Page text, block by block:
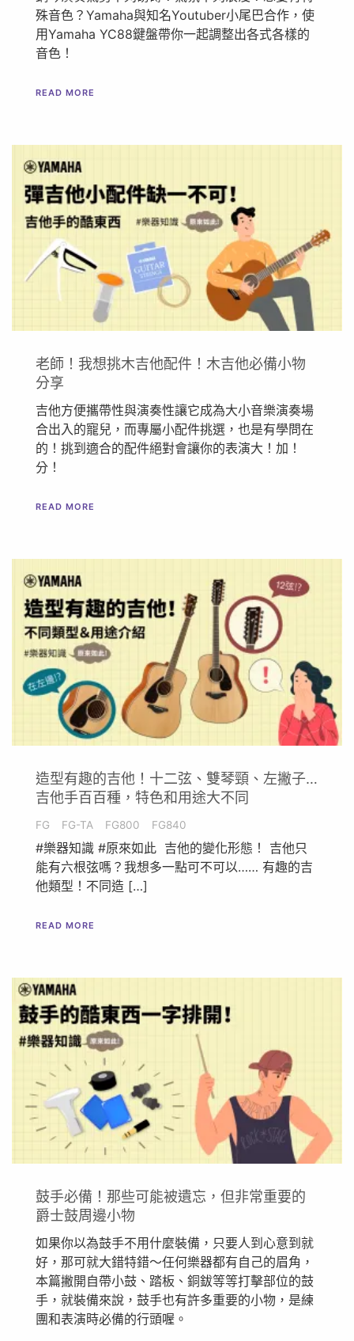
殊音色？Yamaha與知名Youtuber小尾巴合作，使
用Yamaha YC88鍵盤帶你一起調整出各式各樣的
音色！
READ MORE
老師！我想挑木吉他配件！​木吉他必備小物
分享
吉他方便攜帶性與演奏性讓它成為大小音樂演奏場
合出入的寵兒，而專屬小配件挑選，也是有學問在
的！挑到適合的配件絕對會讓你的表演大！加！
分！
READ MORE
造型有趣的吉他！十二弦、雙琴頸、左撇子…
吉他手百百種，特色和用途大不同
FG FG-TA FG800 FG840
#樂器知識 #原來如此 吉他的變化形態！ 吉他只
能有六根弦嗎？我想多一點可不可以…… 有趣的吉
他類型！不同造 […]
READ MORE
鼓手必備！那些可能被遺忘，但非常重要的
爵士鼓周邊小物
如果你以為鼓手不用什麼裝備，只要人到心意到就
好，那可就大錯特錯～任何樂器都有自己的眉角，
本篇撇開自帶小鼓、踏板、銅鈸等等打擊部位的鼓
手，就裝備來說，鼓手也有許多重要的小物，是練
團和表演時必備的行頭喔。